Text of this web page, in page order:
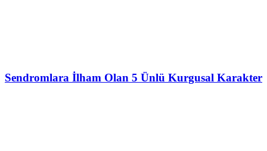
Sendromlara İlham Olan 5 Ünlü Kurgusal Karakter